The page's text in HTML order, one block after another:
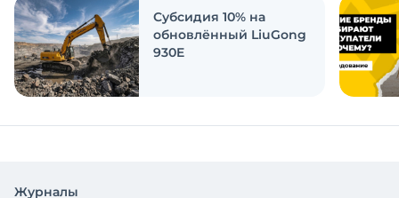
Субсидия 10% на
обновлённый LiuGong
930E
Журналы